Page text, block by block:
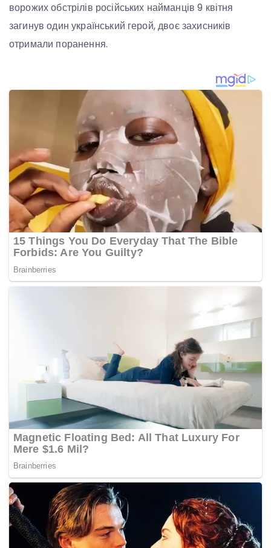
ворожих обстрілів російських найманців 9 квітня
загинув один український герой, двоє захисників
отримали поранення.